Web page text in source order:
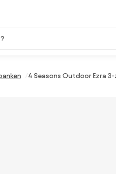
springen
4 Seasons Outdoor Ezra